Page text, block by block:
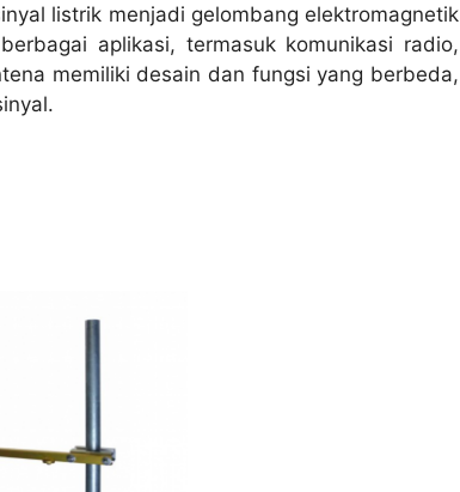
listrik menjadi gelombang elektromagnetik
aplikasi, termasuk komunikasi radio,
memiliki desain dan fungsi yang berbeda,